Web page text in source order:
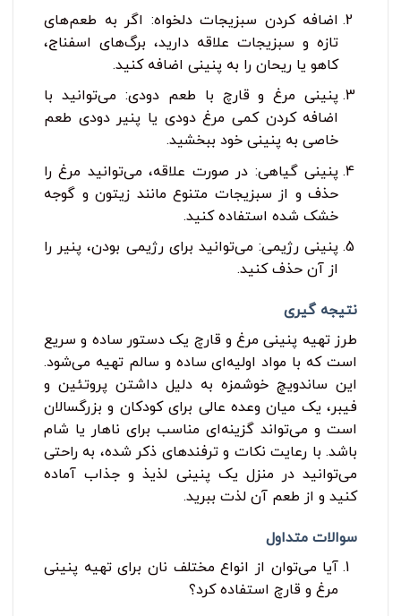
اضافه کردن سبزیجات دلخواه: اگر به طعم‌های
تازه و سبزیجات علاقه دارید، برگ‌های اسفناج،
کاهو یا ریحان را به پنینی اضافه کنید.
پنینی مرغ و قارچ با طعم دودی: می‌توانید با
اضافه کردن کمی مرغ دودی یا پنیر دودی طعم
خاصی به پنینی خود ببخشید.
پنینی گیاهی: در صورت علاقه، می‌توانید مرغ را
حذف و از سبزیجات متنوع مانند زیتون و گوجه
خشک شده استفاده کنید.
پنینی رژیمی: می‌توانید برای رژیمی بودن، پنیر را
از آن حذف کنید.
نتیجه ‌گیری
طرز تهیه پنینی مرغ و قارچ یک دستور ساده و سریع
است که با مواد اولیه‌ای ساده و سالم تهیه می‌شود.
این ساندویچ خوشمزه به دلیل داشتن پروتئین و
فیبر، یک میان وعده عالی برای کودکان و بزرگسالان
است و می‌تواند گزینه‌ای مناسب برای ناهار یا شام
باشد. با رعایت نکات و ترفندهای ذکر شده، به راحتی
می‌توانید در منزل یک پنینی لذیذ و جذاب آماده
کنید و از طعم آن لذت ببرید.
سوالات متداول
آیا می‌توان از انواع مختلف نان برای تهیه پنینی
مرغ و قارچ استفاده کرد؟